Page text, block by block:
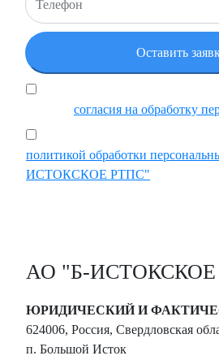
согласия на обработку
политикой обработки
ИСТОКСКОЕ РТПС"
АО "Б-ИСТОКСКОЕ
ЮРИДИЧЕСКИЙ И
624006, Россия, Свердловская
п. Большой Исток